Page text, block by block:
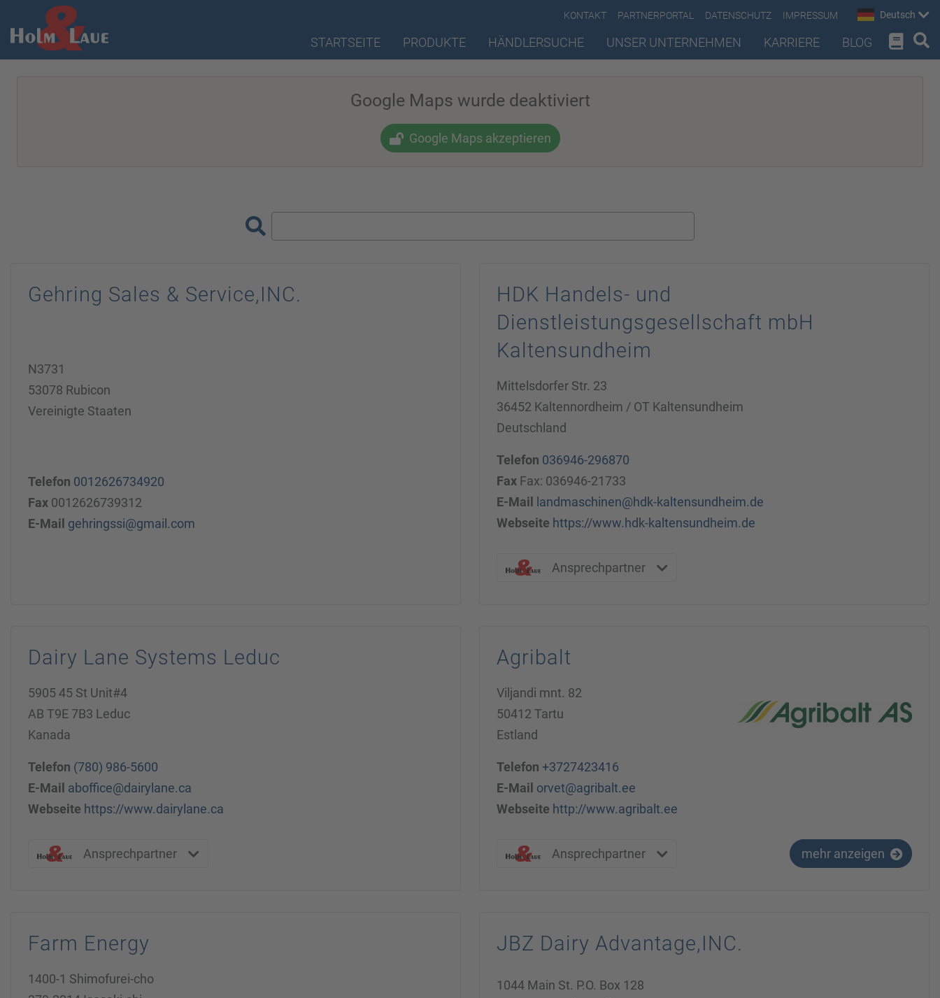
KONTAKT PARTNERPORTAL DATENSCHUTZ IMPRESSUM Deutsch
STARTSEITE PRODUKTE HÄNDLERSUCHE UNSER UNTERNEHMEN KARRIERE BLOG
Google Maps wurde deaktiviert
Google Maps akzeptieren
Händlersuche
Gehring Sales & Service,INC.
N3731
53078 Rubicon
Vereinigte Staaten
Telefon 0012626734920
Fax 0012626739312
E-Mail gehringssi@gmail.com
HDK Handels- und
Dienstleistungsgesellschaft mbH
Kaltensundheim
Mittelsdorfer Str. 23
36452 Kaltennordheim / OT Kaltensundheim
Deutschland
Telefon 036946-296870
Fax Fax: 036946-21733
E-Mail
landmaschinen@hdk-kaltensundheim.de
Webseite https://www.hdk-kaltensundheim.de
Ansprechpartner
Dairy Lane Systems Leduc
5905 45 St Unit#4
AB T9E 7B3 Leduc
Kanada
Telefon (780) 986-5600
E-Mail aboffice@dairylane.ca
Webseite https://www.dairylane.ca
Ansprechpartner
Agribalt
Viljandi mnt. 82
50412 Tartu
Estland
Telefon +3727423416
E-Mail orvet@agribalt.ee
Webseite http://www.agribalt.ee
Ansprechpartner mehr anzeigen
Farm Energy
1400-1 Shimofurei-cho
JBZ Dairy Advantage,INC.
1044 Main St. P.O. Box 128